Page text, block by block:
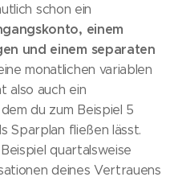
schon ein
einem
und einem separaten
monatlichen variablen
also auch ein
du zum Beispiel 5
Sparplan fließen lässt.
quartalsweise
deines Vertrauens